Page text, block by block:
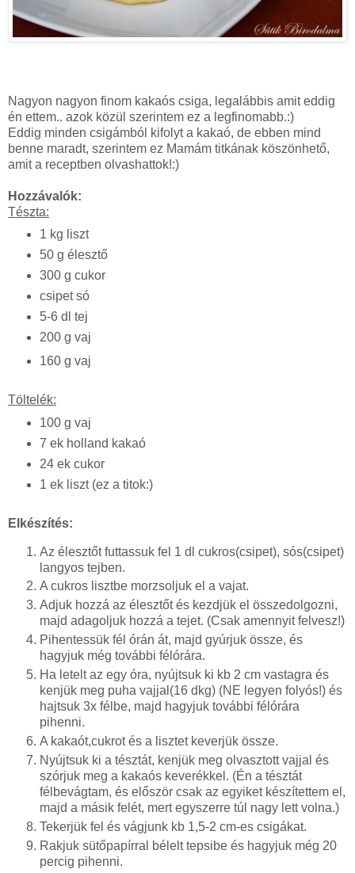
Nagyon nagyon finom kakaós csiga, legalábbis amit eddig
én ettem.. azok közül szerintem ez a legfinomabb.:)
Eddig minden csigámból kifolyt a kakaó, de ebben mind
benne maradt, szerintem ez Mamám titkának köszönhető,
amit a receptben olvashattok!:)
Hozzávalók:
Tészta:
1 kg liszt
50 g élesztő
300 g cukor
csipet só
5-6 dl tej
200 g vaj
160 g vaj
Töltelék:
100 g vaj
7 ek holland kakaó
24 ek cukor
1 ek liszt (ez a titok:)
Elkészítés:
Az élesztőt futtassuk fel 1 dl cukros(csipet), sós(csipet)
langyos tejben.
A cukros lisztbe morzsoljuk el a vajat.
Adjuk hozzá az élesztőt és kezdjük el összedolgozni,
majd adagoljuk hozzá a tejet. (Csak amennyit felvesz!)
Pihentessük fél órán át, majd gyúrjuk össze, és
hagyjuk még további félórára.
Ha letelt az egy óra, nyújtsuk ki kb 2 cm vastagra és
kenjük meg puha vajjal(16 dkg) (NE legyen folyós!) és
hajtsuk 3x félbe, majd hagyjuk további félórára
pihenni.
A kakaót,cukrot és a lisztet keverjük össze.
Nyújtsuk ki a tésztát, kenjük meg olvasztott vajjal és
szórjuk meg a kakaós keverékkel. (Én a tésztát
félbevágtam, és először csak az egyiket készítettem el,
majd a másik felét, mert egyszerre túl nagy lett volna.)
Tekerjük fel és vágjunk kb 1,5-2 cm-es csigákat.
Rakjuk sütőpapírral bélelt tepsibe és hagyjuk még 20
percig pihenni.